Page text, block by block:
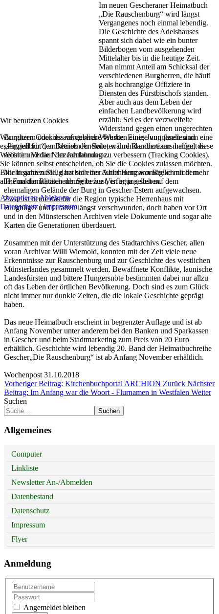
Im neuen Gescheraner Heimatbuch
„Die Rauschenburg“ wird längst
Vergangenes noch einmal lebendig.
Die Geschichte des Adelshauses
spannt sich dabei wie ein bunter
Bilderbogen vom ausgehenden
Mittelalter bis in die heutige Zeit.
Man nimmt Anteil am Schicksal der
verschiedenen Burgherren, die häufi
g als hochrangige Offiziere in
Diensten des Fürstbischofs standen.
Aber auch aus dem Leben der
einfachen Landbevölkerung wird
erzählt. Sei es der verzweifelte
Widerstand gegen einen ungerechten
Burgherrn oder das vergebliche Werben eines Junggesellen um eine
„Piggenbrut“, an kleinen Anekdoten und Randnotizen mangelt es
nicht im Verlauf der Jahrhunderte.
Nicht ganz zufällig hat sich der Autor Hermann Beeke mit dem
Thema der Rauschenburg befasst, ist er ja selbst auf dem
ehemaligen Gelände der Burg in Gescher-Estern aufgewachsen.
Zwar ist heute das für die Region typische Herrenhaus mit
Burghügel und Gräften längst verschwunden, doch haben vor Ort
und in den Münsterschen Archiven viele Dokumente und sogar alte
Karten die Generationen überdauert.
Zusammen mit der Unterstützung des Stadtarchivs Gescher, allen
voran Archivar Willi Wiemold, konnten mit der Zeit viele neue
Erkenntnisse zur Rauschenburg und zur Geschichte des westlichen
Münsterlandes gesammelt werden. Bewaffnete Konflikte, launische
Landesfürsten und bittere Hungersnöte bestimmten dabei nur allzu
oft das Leben der örtlichen Bevölkerung. Doch sind es zum Glück
nicht immer nur dunkle Zeiten, die die lokale Geschichte geprägt
haben.
Das neue Heimatbuch erscheint in begrenzter Auflage und ist ab
Anfang November unter anderem bei den Banken und Sparkassen
in Gescher und beim Stadtmarketing zum Preis von 20 Euro
erhältlich. Geschichte wird lebendig 20. Band der Heimatbuchreihe
Gescher„Die Rauschenburg“ ist ab Anfang November erhältlich.
Wochenpost 31.10.2018
Vorheriger Beitrag: Kirchenbuchportal ARCHION Zurück Nächster
Beitrag: Im Anfang war die Woort - Flurnamen in Westfalen Weiter
Suchen
Suchen
Allgemeines
Computer
Linkliste
Newsletter An-/Abmelden
Datenbestand
Datenschutz
Impressum
Flyer
Anmeldung
Angemeldet bleiben
Wir benutzen Cookies
Wir nutzen Cookies auf unserer Website. Einige von ihnen sind
essenziell für den Betrieb der Seite, während andere uns helfen, diese
Website und die Nutzererfahrung zu verbessern (Tracking Cookies).
Sie können selbst entscheiden, ob Sie die Cookies zulassen möchten.
Bitte beachten Sie, dass bei einer Ablehnung womöglich nicht mehr
alle Funktionalitäten der Seite zur Verfügung stehen.
AkzeptierenAblehnen
Datenschutz|Impressum